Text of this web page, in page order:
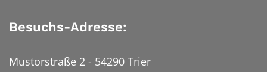
Besuchs-Adresse:
Mustorstraße 2 - 54290 Trier